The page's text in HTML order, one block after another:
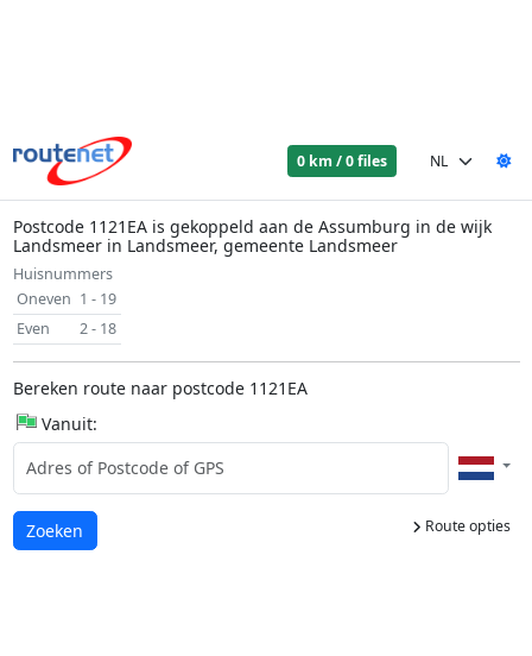
0 km / 0 files
Postcode 1121EA is gekoppeld aan de Assumburg in de wijk
Landsmeer in Landsmeer, gemeente Landsmeer
Huisnummers
Oneven 1 - 19
Even
2 - 18
Bereken route naar postcode 1121EA
Vanuit:
Route opties
Laden...
Zoeken